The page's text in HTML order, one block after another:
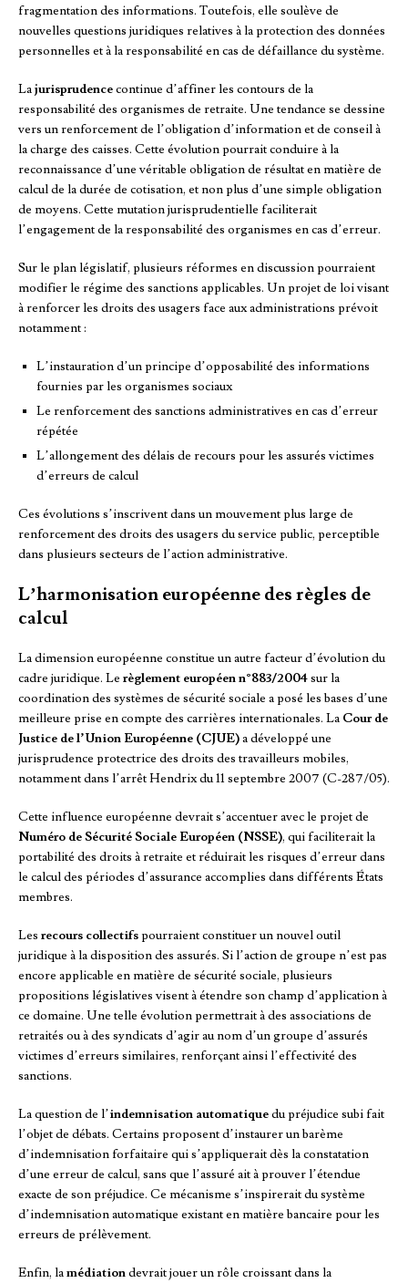
fragmentation des informations. Toutefois, elle soulève de
nouvelles questions juridiques relatives à la protection des données
personnelles et à la responsabilité en cas de défaillance du système.
Lajurisprudencecontinue d’affiner les contours de la
responsabilité des organismes de retraite. Une tendance se dessine
vers un renforcement de l’obligation d’information et de conseil à
la charge des caisses. Cette évolution pourrait conduire à la
reconnaissance d’une véritable obligation de résultat en matière de
calcul de la durée de cotisation, et non plus d’une simple obligation
de moyens. Cette mutation jurisprudentielle faciliterait
l’engagement de la responsabilité des organismes en cas d’erreur.
Sur le plan législatif, plusieurs réformes en discussion pourraient
modifier le régime des sanctions applicables. Un projet de loi visant
à renforcer les droits des usagers face aux administrations prévoit
notamment :
L’instauration d’un principe d’opposabilité des informations
fournies par les organismes sociaux
Le renforcement des sanctions administratives en cas d’erreur
répétée
L’allongement des délais de recours pour les assurés victimes
d’erreurs de calcul
Ces évolutions s’inscrivent dans un mouvement plus large de
renforcement des droits des usagers du service public, perceptible
dans plusieurs secteurs de l’action administrative.
L’harmonisation européenne des règles de
calcul
La dimension européenne constitue un autre facteur d’évolution du
cadre juridique. Le règlement européen n°883/2004sur la
coordination des systèmes de sécurité sociale a posé les bases d’une
meilleure prise en compte des carrières internationales. La Cour de
Justice de l’Union Européenne (CJUE)a développé une
jurisprudence protectrice des droits des travailleurs mobiles,
notamment dans l’arrêt Hendrix du 11 septembre 2007 (C-287/05).
Cette influence européenne devrait s’accentuer avec le projet de
Numéro de Sécurité Sociale Européen (NSSE), qui faciliterait la
portabilité des droits à retraite et réduirait les risques d’erreur dans
le calcul des périodes d’assurance accomplies dans différents États
membres.
Les recours collectifspourraient constituer un nouvel outil
juridique à la disposition des assurés. Si l’action de groupe n’est pas
encore applicable en matière de sécurité sociale, plusieurs
propositions législatives visent à étendre son champ d’application à
ce domaine. Une telle évolution permettrait à des associations de
retraités ou à des syndicats d’agir au nom d’un groupe d’assurés
victimes d’erreurs similaires, renforçant ainsi l’effectivité des
sanctions.
La question de l’indemnisation automatiquedu préjudice subi fait
l’objet de débats. Certains proposent d’instaurer un barème
d’indemnisation forfaitaire qui s’appliquerait dès la constatation
d’une erreur de calcul, sans que l’assuré ait à prouver l’étendue
exacte de son préjudice. Ce mécanisme s’inspirerait du système
d’indemnisation automatique existant en matière bancaire pour les
erreurs de prélèvement.
Enfin, lamédiationdevrait jouer un rôle croissant dans la